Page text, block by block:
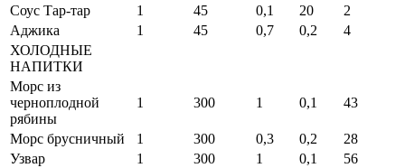
Соус Тар-тар
1 45 0,1 20
2
Аджика
1 45 0,7 0,2
4
ХОЛОДНЫЕ
НАПИТКИ
Морс из
черноплодной
рябины
1 300 1 0,1 43
Морс брусничный 1 300 0,3 0,2
28
Узвар
1 300 1 0,1
56